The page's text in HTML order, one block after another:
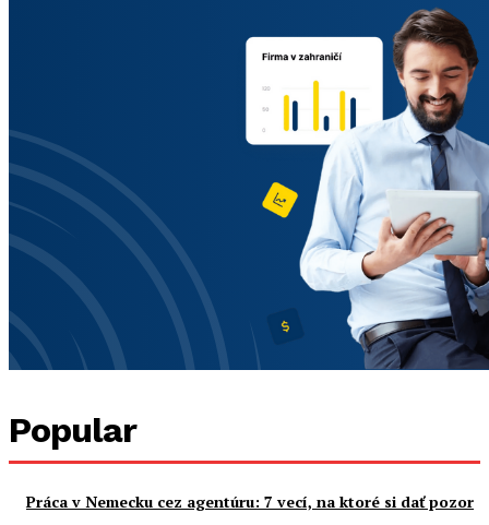
Popular
Práca v Nemecku cez agentúru: 7 vecí, na ktoré si dať pozor